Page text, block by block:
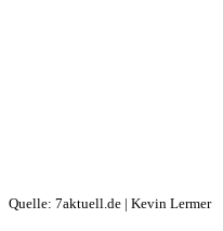
Quelle: 7aktuell.de | Kevin Lermer